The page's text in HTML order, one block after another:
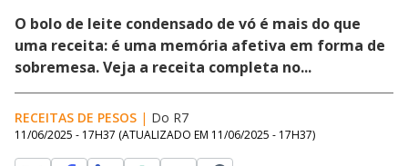
O bolo de leite condensado de vó é mais do que
uma receita: é uma memória afetiva em forma de
sobremesa. Veja a receita completa no...
RECEITAS DE PESOS | Do R7
11/06/2025 - 17H37 (ATUALIZADO EM 11/06/2025 - 17H37)